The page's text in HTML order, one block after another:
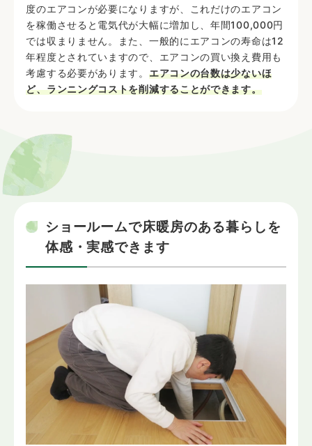
度のエアコンが必要になりますが、これだけのエアコン
を稼働させると電気代が大幅に増加し、年間100,000円
では収まりません。また、一般的にエアコンの寿命は12
年程度とされていますので、エアコンの買い換え費用も
考慮する必要があります。 エアコンの台数は少ないほ
ど、ランニングコストを削減することができます。
ショールームで床暖房のある暮らしを
体感・実感できます